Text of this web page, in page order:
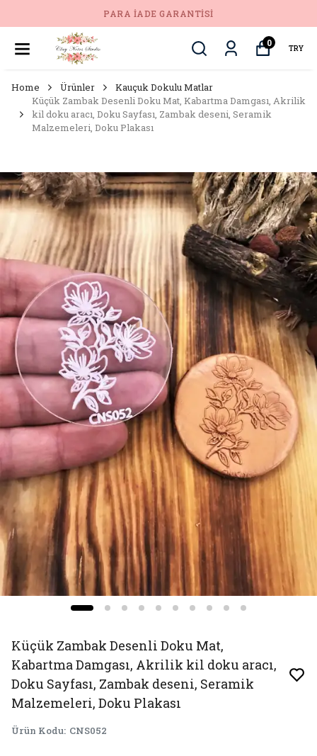
PARA İADE GARANTISI
0
TRY
Home Ürünler
Kauçuk Dokulu Matlar
Küçük Zambak Desenli Doku Mat, Kabartma Damgası, Akrilik
kil doku aracı, Doku Sayfası, Zambak deseni, Seramik
Malzemeleri, Doku Plakası
Küçük Zambak Desenli Doku Mat,
Kabartma Damgası, Akrilik kil doku aracı,
Doku Sayfası, Zambak deseni, Seramik
Malzemeleri, Doku Plakası
Ürün Kodu: CNS052